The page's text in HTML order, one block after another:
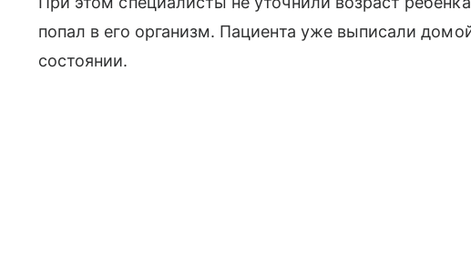
попал в его организм. Пациента уже выписали
состоянии.